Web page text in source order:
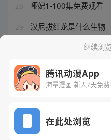
28 哑妃1-100集免费观看
29 汉尼拔红龙是什么生物
修真聊天群千年后的羽
继续浏
腾讯动漫App
海量漫画 新人7天免
在此处浏览
网站备案/许可证号
Copyright©1998 - 2026